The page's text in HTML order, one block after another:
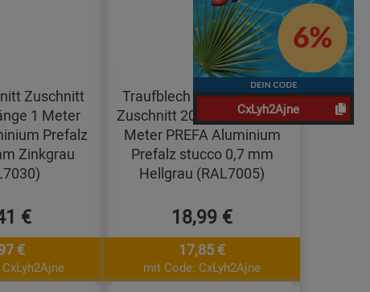
Zuschnitt
1 Meter
Prefalz
Zinkgrau
€
€
Traufblech mit Umschlag
Zuschnitt 200 mm Länge 1
Meter PREFA Aluminium
Prefalz stucco 0,7 mm
Hellgrau (RAL7005)
18,99 €
17,85 €
mit Code: CxLyh2Ajne
CxLyh2Ajne